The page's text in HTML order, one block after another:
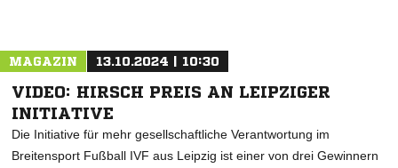
MAGAZIN 13.10.2024 | 10:30
VIDEO: HIRSCH PREIS AN LEIPZIGER
INITIATIVE
Die Initiative für mehr gesellschaftliche Verantwortung im
Breitensport Fußball IVF aus Leipzig ist einer von drei Gewinnern